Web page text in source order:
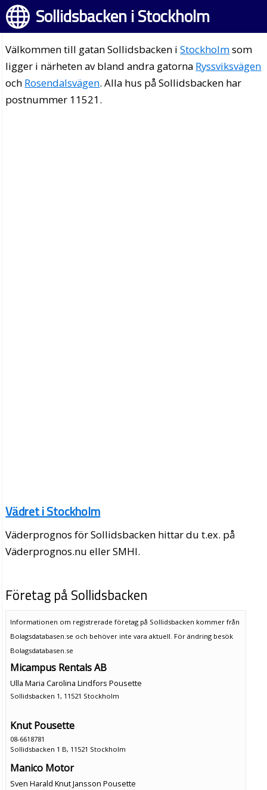
Sollidsbacken i Stockholm
Välkommen till gatan Sollidsbacken iStockholmsom
ligger i närheten av bland andra gatorna Ryssviksvägen
och Rosendalsvägen. Alla hus på Sollidsbacken har
postnummer 11521.
Vädret i Stockholm
Väderprognos för Sollidsbacken hittar du t.ex. på
Väderprognos.nu eller SMHI.
Företag på Sollidsbacken
Informationen om registrerade företag på Sollidsbacken kommer från
Bolagsdatabasen.se och behöver inte vara aktuell. För ändring besök
Bolagsdatabasen.se
Micampus Rentals AB
Ulla Maria Carolina Lindfors Pousette
Sollidsbacken 1, 11521 Stockholm
Knut Pousette
08-6618781
Sollidsbacken 1 B, 11521 Stockholm
Manico Motor
Sven Harald Knut Jansson Pousette